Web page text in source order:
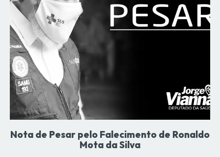
Nota de Pesar pelo Falecimento de Ronaldo
Mota da Silva